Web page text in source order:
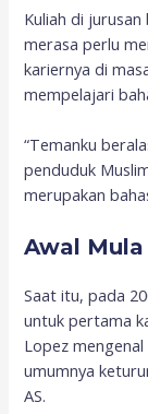
Kuliah di
merasa perlu
kariernya di
mempelajari
“Temanku
penduduk
merupakan
Awal
Saat itu, pada
untuk pertama
Lopez
umumnya
AS.